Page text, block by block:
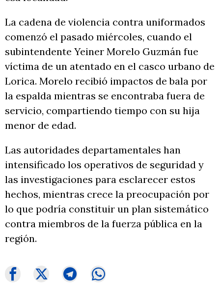
La cadena de violencia contra uniformados
comenzó el pasado miércoles, cuando el
subintendente Yeiner Morelo Guzmán fue
víctima de un atentado en el casco urbano de
Lorica. Morelo recibió impactos de bala por
la espalda mientras se encontraba fuera de
servicio, compartiendo tiempo con su hija
menor de edad.
Las autoridades departamentales han
intensificado los operativos de seguridad y
las investigaciones para esclarecer estos
hechos, mientras crece la preocupación por
lo que podría constituir un plan sistemático
contra miembros de la fuerza pública en la
región.